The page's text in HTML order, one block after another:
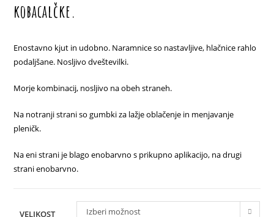
kobacalčke.
Enostavno kjut in udobno. Naramnice so nastavljive, hlačnice rahlo
podaljšane. Nosljivo dveštevilki.
Morje kombinacij, nosljivo na obeh straneh.
Na notranji strani so gumbki za lažje oblačenje in menjavanje
pleničk.
Na eni strani je blago enobarvno s prikupno aplikacijo, na drugi
strani enobarvno.
VELIKOST Izberi možnost